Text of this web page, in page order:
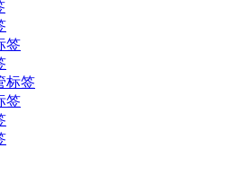
签
标签
签